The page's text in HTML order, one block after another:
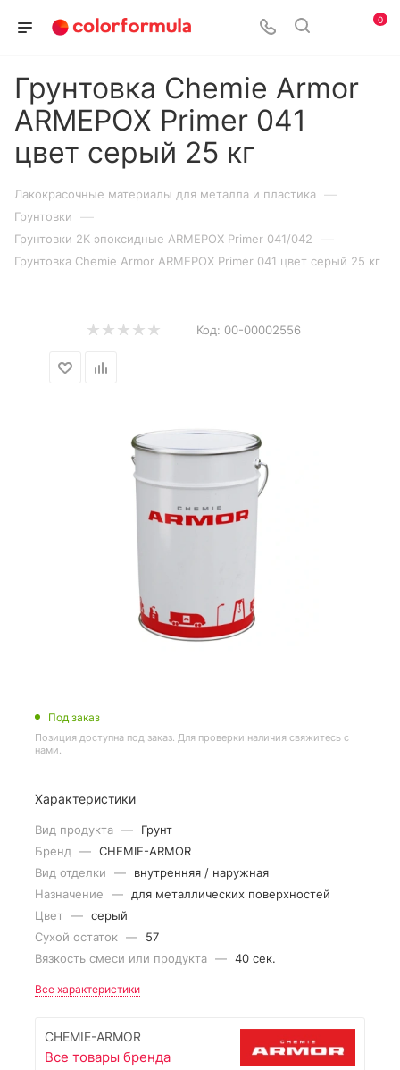
0
Грунтовка Chemie Armor
ARMEPOX Primer 041
цвет серый 25 кг
Лакокрасочные материалы для металла и пластика —
Грунтовки —
Грунтовки 2К эпоксидные ARMEPOX Primer 041/042 —
Грунтовка Chemie Armor ARMEPOX Primer 041 цвет серый 25 кг
Код: 00-00002556
Под заказ
Позиция доступна под заказ. Для проверки наличия свяжитесь с
нами.
Характеристики
Вид продукта —
Грунт
Бренд
— CHEMIE-ARMOR
Вид отделки
—
внутренняя / наружная
Назначение
—
для металлических поверхностей
Цвет — серый
Сухой остаток —
57
Вязкость смеси или продукта — 40 сек.
Все характеристики
CHEMIE-ARMOR
Все товары бренда